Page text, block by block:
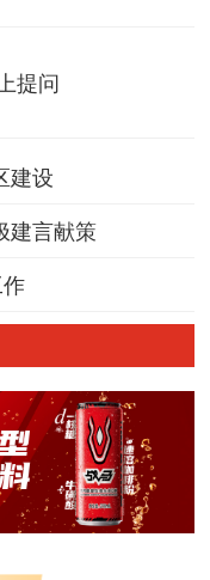
提问
建设
建言献策
作